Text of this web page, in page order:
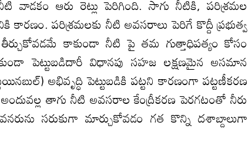
ఆరు రెట్లు పెరిగింది. సాగు నీటికి, పరిశ్రమల
పరిశ్రమలకు నీటి అవసరాలు పెరిగే కొద్దీ ప్రభుత్వ
కాకుండా నీటి పై తమ గుత్తాధిపత్యం కోసం
పెట్టుబడిదారీ విధానపు సహజ లక్షణమైన అసమాన
అభివృద్ధి పెట్టుబడికి పట్టని కారణంగా పట్టణీకరణ
తాగు నీటి అవసరాల కేంద్రీకరణ పెరగటంతో నీరు
సరుకుగా మార్చుకోవడం గత కొన్ని దశాబ్దాలుగా